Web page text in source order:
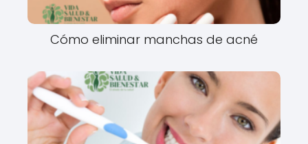
Cómo eliminar manchas de acné